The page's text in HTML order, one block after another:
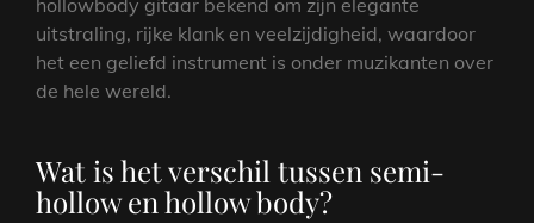
hollowbody gitaar bekend om zijn elegante
uitstraling, rijke klank en veelzijdigheid, waardoor
het een geliefd instrument is onder muzikanten over
de hele wereld.
Wat is het verschil tussen semi-
hollow en hollow body?